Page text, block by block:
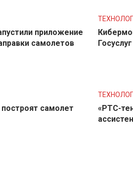
приложение
самолетов
Госуслуг
самолет
«РТС-